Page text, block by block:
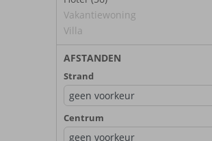
Vakantiewoning
Villa
AFSTANDEN
Strand
Centrum